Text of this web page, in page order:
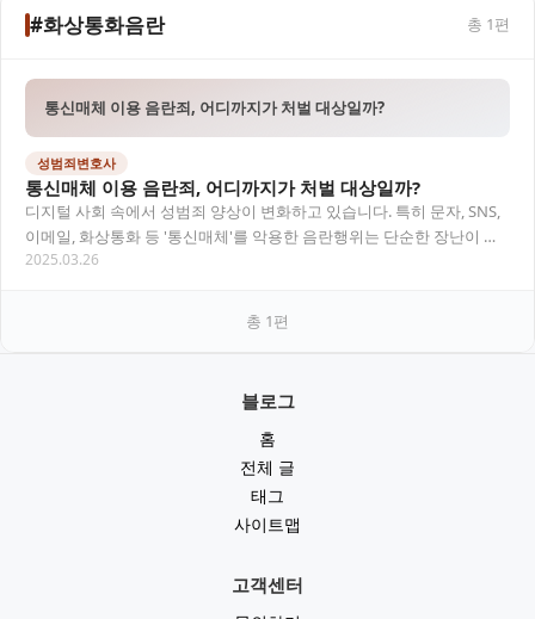
#화상통화음란 총 1편
통신매체 이용 음란죄, 어디까지가 처벌 대상일까?
성범죄변호사
통신매체 이용 음란죄, 어디까지가 처벌 대상일까?
디지털 사회 속에서 성범죄 양상이 변화하고 있습니다. 특히 문자, SNS,
이메일, 화상통화 등 '통신매체'를 악용한 음란행위는 단순한 장난이 아
닌 '형사처벌' 대상입니다. 본 글…
2025.03.26
총 1편
블로그
홈
전체 글
태그
사이트맵
고객센터